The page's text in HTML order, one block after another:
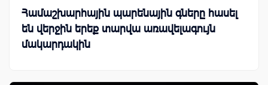
Համաշխարհային պարենային գները հասել
են վերջին երեք տարվա առավելագույն
մակարդակին